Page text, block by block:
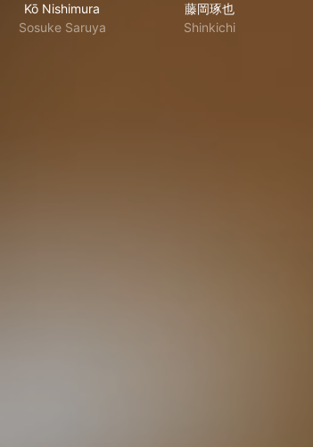
Kō Nishimura
Sosuke Saruya
藤岡琢也
Shinkichi